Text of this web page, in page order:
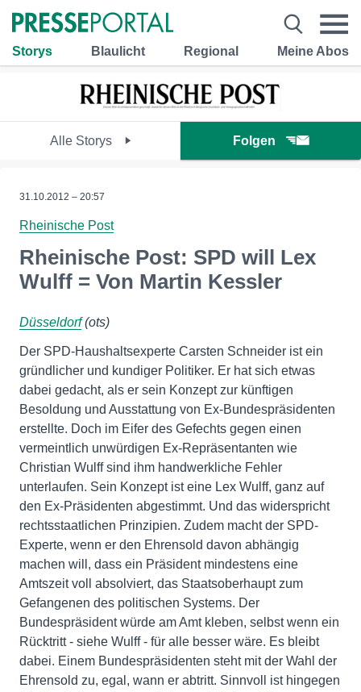
Storys Blaulicht Regional Meine Abos
Alle Storys Folgen
31.10.2012 – 20:57
Rheinische Post
Rheinische Post: SPD will Lex
Wulff = Von Martin Kessler
Düsseldorf(ots)
Der SPD-Haushaltsexperte Carsten Schneider ist ein
gründlicher und kundiger Politiker. Er hat sich etwas
dabei gedacht, als er sein Konzept zur künftigen
Besoldung und Ausstattung von Ex-Bundespräsidenten
erstellte. Doch im Eifer des Gefechts gegen einen
vermeintlich unwürdigen Ex-Repräsentanten wie
Christian Wulff sind ihm handwerkliche Fehler
unterlaufen. Sein Konzept ist eine Lex Wulff, ganz auf
den Ex-Präsidenten abgestimmt. Und das widerspricht
rechtsstaatlichen Prinzipien. Zudem macht der SPD-
Experte, wenn er den Ehrensold davon abhängig
machen will, dass ein Präsident mindestens eine
Amtszeit voll absolviert, das Staatsoberhaupt zum
Gefangenen des politischen Systems. Der
Bundespräsident würde am Amt kleben, selbst wenn ein
Rücktritt - siehe Wulff - für alle besser wäre. Es bleibt
dabei. Einem Bundespräsidenten steht mit der Wahl der
Ehrensold zu, egal, wann er abtritt. Sinnvoll ist hingegen